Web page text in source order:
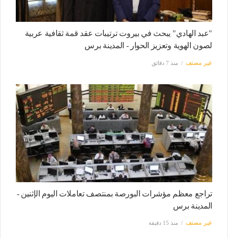
"عبد الهادي" يبحث في بيروت ترتيبات عقد قمة ثقافية عربية
لصون الهوية وتعزيز الحوار - المدينة برس
غير مصنف منذ 7 دقائق
تراجع معظم مؤشرات البورصة بمنتصف تعاملات اليوم الإثنين -
المدينة برس
غير مصنف منذ 15 دقيقة